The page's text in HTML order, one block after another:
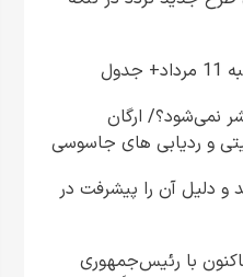
نمی‌شود؟/ ارگان
و ردیابی های جاسوسی
ایران شد و دلیل آن را پیشرفت در
با رئیس‌جمهوری